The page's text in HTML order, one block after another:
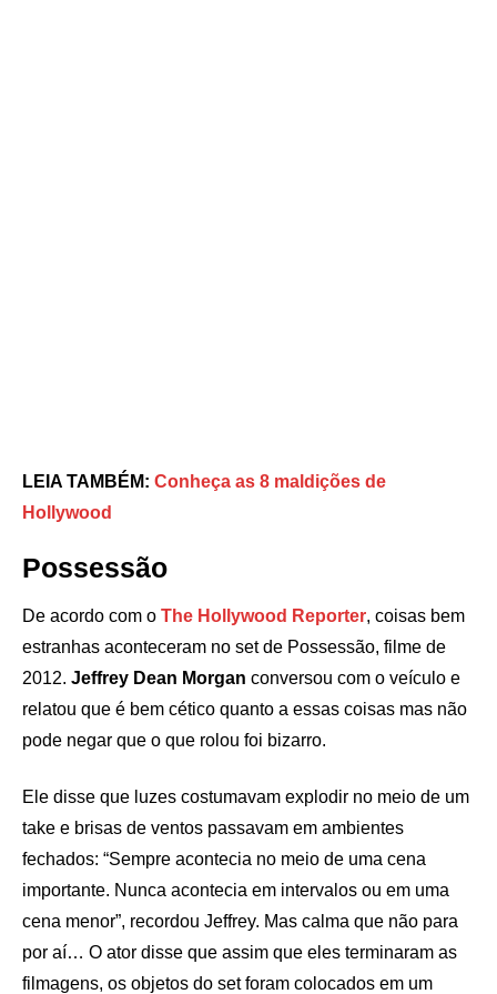
LEIA TAMBÉM: Conheça as 8 maldições de
Hollywood
Possessão
De acordo com o The Hollywood Reporter, coisas bem
estranhas aconteceram no set de Possessão, filme de
2012. Jeffrey Dean Morgan conversou com o veículo e
relatou que é bem cético quanto a essas coisas mas não
pode negar que o que rolou foi bizarro.
Ele disse que luzes costumavam explodir no meio de um
take e brisas de ventos passavam em ambientes
fechados: “Sempre acontecia no meio de uma cena
importante. Nunca acontecia em intervalos ou em uma
cena menor”, recordou Jeffrey. Mas calma que não para
por aí… O ator disse que assim que eles terminaram as
filmagens, os objetos do set foram colocados em um